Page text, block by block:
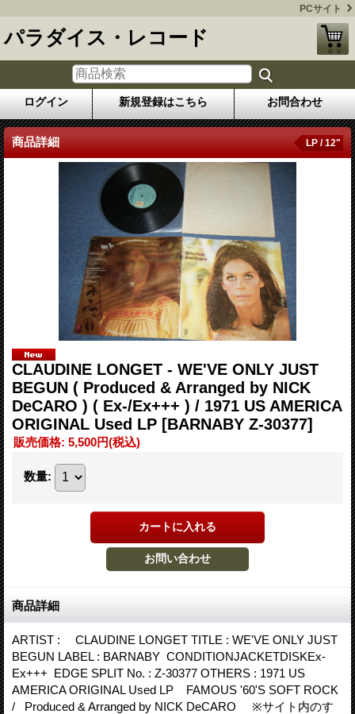
PCサイト
パラダイス・レコード
ログイン 新規登録はこちら お問合わせ
商品詳細 LP / 12"
CLAUDINE LONGET - WE'VE ONLY JUST
BEGUN ( Produced & Arranged by NICK
DeCARO ) ( Ex-/Ex+++ ) / 1971 US AMERICA
ORIGINAL Used LP [BARNABY Z-30377]
販売価格: 5,500円(税込)
数量:
商品詳細
ARTIST : CLAUDINE LONGET TITLE : WE'VE ONLY JUST
BEGUN LABEL : BARNABY CONDITIONJACKETDISKEx-
Ex+++ EDGE SPLIT No. : Z-30377 OTHERS : 1971 US
AMERICA ORIGINAL Used LP FAMOUS '60'S SOFT ROCK
/ Produced & Arranged by NICK DeCARO ※サイト内のす